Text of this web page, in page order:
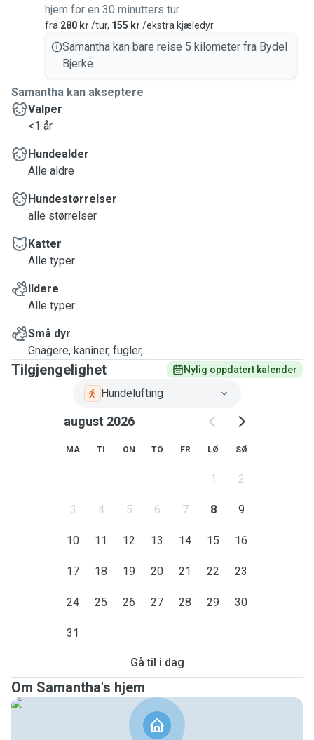
hjem for en 30 minutters tur
fra 280 kr /tur, 155 kr /ekstra kjæledyr
Samantha kan bare reise 5 kilometer fra Bydel
Bjerke.
Samantha kan akseptere
Valper
<1 år
Hundealder
Alle aldre
Hundestørrelser
alle størrelser
Katter
Alle typer
Ildere
Alle typer
Små dyr
Gnagere, kaniner, fugler, ...
Tilgjengelighet Nylig oppdatert kalender
Hundelufting
august 2026
MA TI ON TO FR LØ SØ
1 2
3 4 5 6 7 8 9
10 11 12 13 14 15 16
17 18 19 20 21 22 23
24 25 26 27 28 29 30
31
Gå til i dag
Om Samantha's hjem